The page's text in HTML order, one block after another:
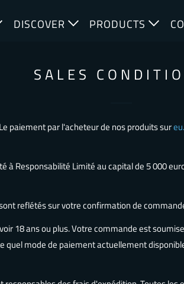
DISCOVER PRODUCTS
SALES
Le paiement par l'acheteur de nos produits sur
à Responsabilité Limité au capital de 5 000
reflétés sur votre confirmation de
18 ans ou plus. Votre commande est
mode de paiement actuellement